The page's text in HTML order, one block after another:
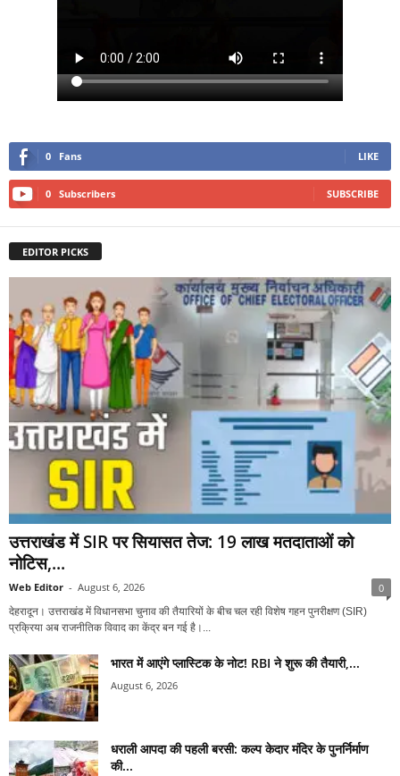
0 Fans LIKE
0 Subscribers SUBSCRIBE
EDITOR PICKS
उत्तराखंड में SIR पर सियासत तेज: 19 लाख मतदाताओं को
नोटिस,...
Web Editor - August 6, 2026 0
देहरादून। उत्तराखंड में विधानसभा चुनाव की तैयारियों के बीच चल रही विशेष गहन पुनरीक्षण (SIR)
प्रक्रिया अब राजनीतिक विवाद का केंद्र बन गई है।...
भारत में आएंगे प्लास्टिक के नोट! RBI ने शुरू की तैयारी,...
August 6, 2026
धराली आपदा की पहली बरसी: कल्प केदार मंदिर के पुनर्निर्माण
की...